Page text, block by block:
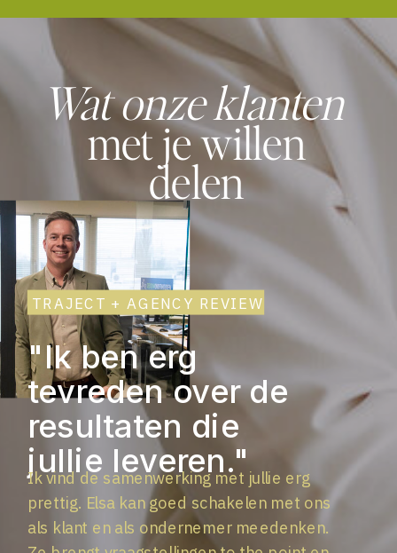
"Ik ben erg
tevreden over de
resultaten die
jullie leveren."
TRAJECT + AGENCY REVIEW
Ik vind de samenwerking met jullie erg
prettig. Elsa kan goed schakelen met ons
als klant en als ondernemer meedenken.
Wat onze klanten
met je willen
delen